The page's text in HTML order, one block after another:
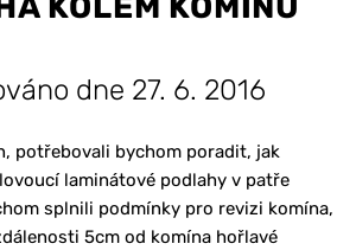
dne 27. 6. 2016
potřebovali bychom poradit, jak
laminátové podlahy v patře
splnili podmínky pro revizi komína,
5cm od komína hořlavé